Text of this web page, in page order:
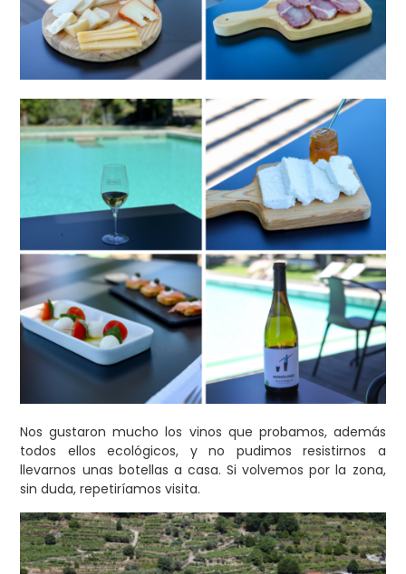
Nos gustaron mucho los vinos que probamos, además
todos ellos ecológicos, y no pudimos resistirnos a
llevarnos unas botellas a casa. Si volvemos por la zona,
sin duda, repetiríamos visita.